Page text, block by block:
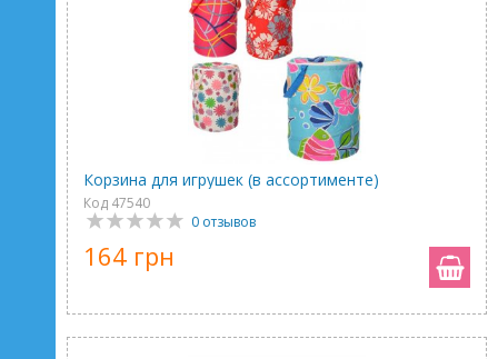
Корзина для игрушек (в ассортименте)
Код 47540
0 отзывов
164 грн